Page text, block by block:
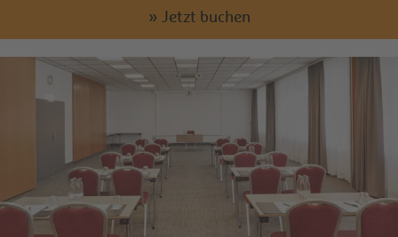
» Jetzt buchen